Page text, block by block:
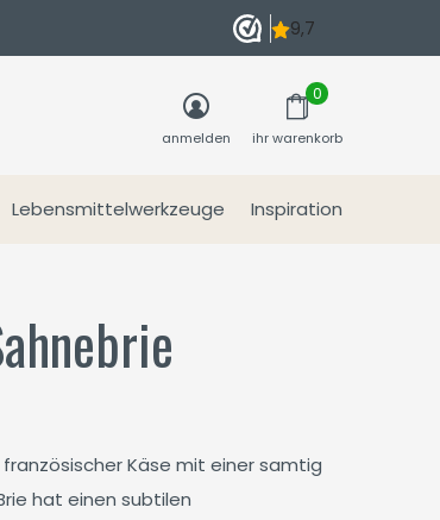
Lebensmittelwerkzeuge Inspiration
anmelden ihr warenkorb
0
Käse mit einer samtig
hat einen subtilen